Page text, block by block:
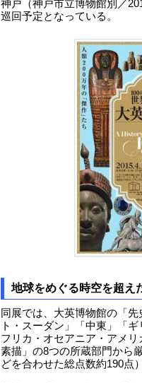
神戸（神戸市立博物館別／
巡回予定となっている。
地球をめぐる時空を超え
同展では、大英博物館の「
ト・スーダン」「中東」「
フリカ・オセアニア・アメリ
素描」の8つの所蔵部門から
どを合わせた総点数約190点